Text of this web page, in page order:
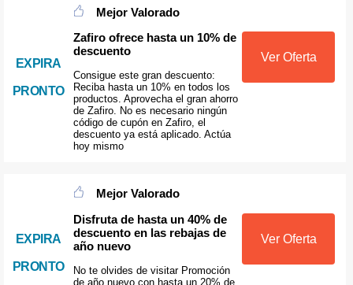
EXPIRA
PRONTO
Mejor Valorado
Zafiro ofrece hasta un 10% de
descuento
Consigue este gran descuento:
Reciba hasta un 10% en todos los
productos. Aprovecha el gran ahorro
de Zafiro. No es necesario ningún
código de cupón en Zafiro, el
descuento ya está aplicado. Actúa
hoy mismo
Ver Oferta
EXPIRA
PRONTO
Mejor Valorado
Disfruta de hasta un 40% de
descuento en las rebajas de
año nuevo
No te olvides de visitar Promoción
de año nuevo con hasta un 20% de
Ver Oferta